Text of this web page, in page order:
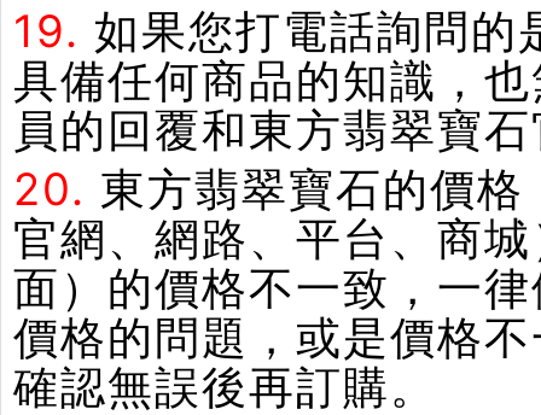
19. 如果您打電話詢問的
具備任何商品的知識，
員的回覆和東方翡翠寶
20. 東方翡翠寶石的價
官網、網路、平台、商
面）的價格不一致，一
價格的問題，或是價格
確認無誤後再訂購。